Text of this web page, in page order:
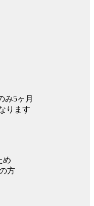
み5ヶ月
ります
め
方